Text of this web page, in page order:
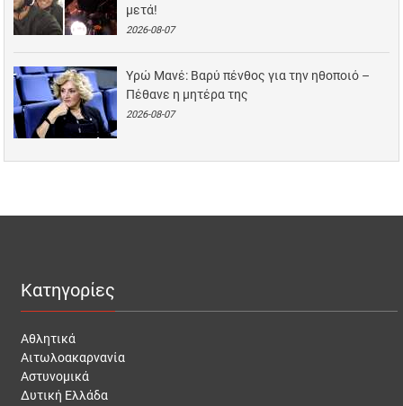
μετά!
2026-08-07
Υρώ Μανέ: Βαρύ πένθος για την ηθοποιό –
Πέθανε η μητέρα της
2026-08-07
Κατηγορίες
Αθλητικά
Αιτωλοακαρνανία
Αστυνομικά
Δυτική Ελλάδα